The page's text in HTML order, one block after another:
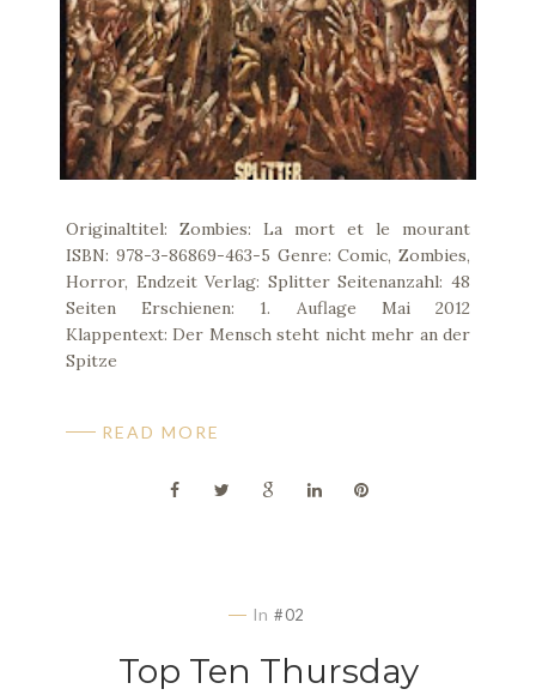
Originaltitel: Zombies: La mort et le mourant
ISBN: 978-3-86869-463-5 Genre: Comic, Zombies,
Horror, Endzeit Verlag: Splitter Seitenanzahl: 48
Seiten Erschienen: 1. Auflage Mai 2012
Klappentext: Der Mensch steht nicht mehr an der
Spitze
READ MORE
In #02
Top Ten Thursday